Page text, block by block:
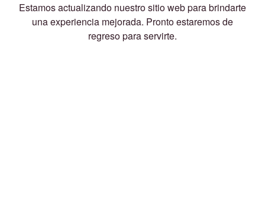
Estamos actualizando nuestro sitio web para brindarte
una experiencia mejorada. Pronto estaremos de
regreso para servirte.